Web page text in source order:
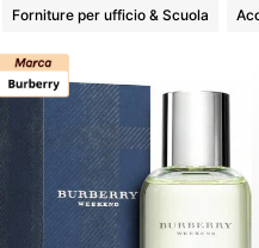
Forniture per ufficio & Scuola